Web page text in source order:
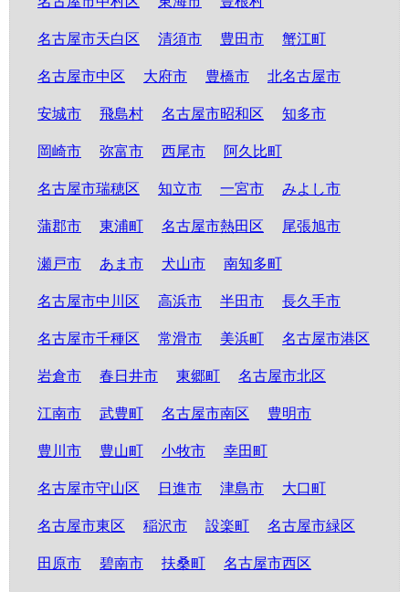
名古屋市天白区 清須市 豊田市 蟹江町
名古屋市中区 大府市 豊橋市 北名古屋市
安城市 飛島村 名古屋市昭和区 知多市
岡崎市 弥富市 西尾市 阿久比町
名古屋市瑞穂区 知立市 一宮市 みよし市
蒲郡市 東浦町 名古屋市熱田区 尾張旭市
瀬戸市 あま市 犬山市 南知多町
名古屋市中川区 高浜市 半田市 長久手市
名古屋市千種区 常滑市 美浜町 名古屋市港区
岩倉市 春日井市 東郷町 名古屋市北区
江南市 武豊町 名古屋市南区 豊明市
豊川市 豊山町 小牧市 幸田町
名古屋市守山区 日進市 津島市 大口町
名古屋市東区 稲沢市 設楽町 名古屋市緑区
田原市 碧南市 扶桑町 名古屋市西区